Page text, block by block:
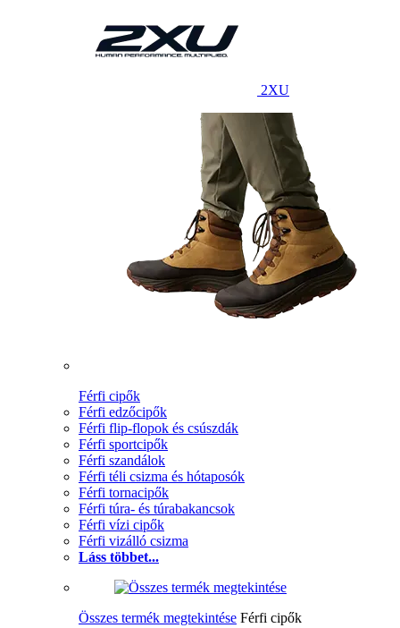
2XU
Férfi cipők
Férfi edzőcipők
Férfi flip-flopok és csúszdák
Férfi sportcipők
Férfi szandálok
Férfi téli csizma és hótaposók
Férfi tornacipők
Férfi túra- és túrabakancsok
Férfi vízi cipők
Férfi vizálló csizma
Láss többet...
Összes termék megtekintése Férfi cipők